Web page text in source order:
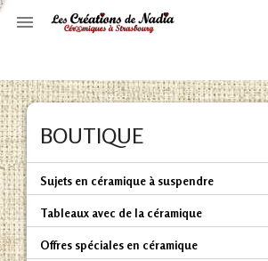

BOUTIQUE
Sujets en céramique à suspendre
Tableaux avec de la céramique
Offres spéciales en céramique